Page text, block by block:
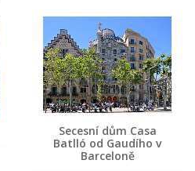
Secesní dům Casa
Batlló od Gaudího v
Barceloně